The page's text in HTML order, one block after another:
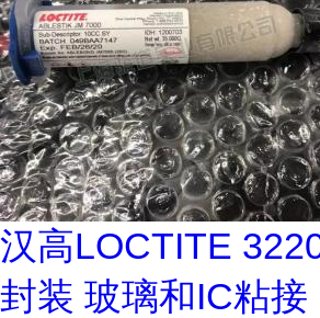
汉高LOCTITE
封装 玻璃和IC粘接